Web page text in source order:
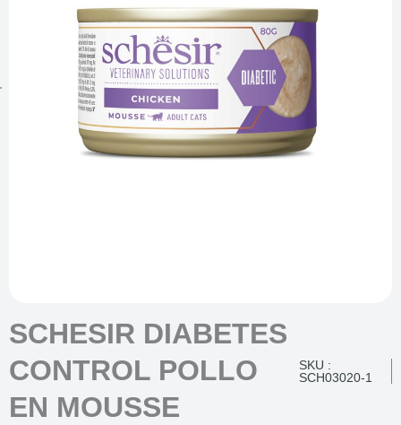
SCHESIR DIABETES
CONTROL POLLO
EN MOUSSE
SKU :
SCH03020-1